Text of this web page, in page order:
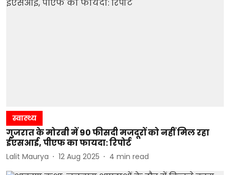
स्वास्थ्य
गुजरात के मोरबी में 90 फीसदी मजदूरों को नहीं मिल रहा
ईएसआई, पीएफ का फायदा: रिपोर्ट
Lalit Maurya 12 Aug 2025 4 min read